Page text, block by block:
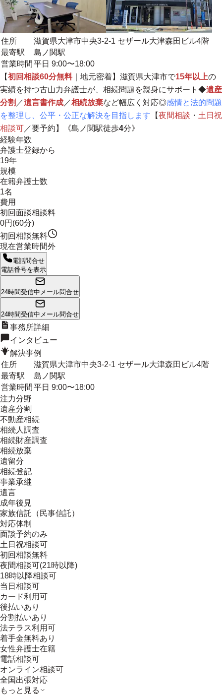
住所
滋賀県大津市中央3-2-1 セザール大津森田ビル4階
最寄駅
島ノ関駅
営業時間 平日 9:00〜18:00
【初回相談60分無料｜ 地元密着】滋賀県大津市で15年以上の
実績を持つ古山力弁護士が、相続問題を親身にサポート◆遺産
分割 ／遺言書作成 ／相続放棄など幅広く対応◎感情と法的問題
を整理し、公平・公正な解決を目指しま す 【夜間相談 ・ 土日祝
相談可 ／要予約】《島ノ関駅徒歩4分》
経験年数
弁護士登録から
19年
規模
在籍弁護士数
1名
費用
初回面談相談料
0円(60分)
初回相談無料
現在営業時間外
電話問合せ
電話番号を表示
24時間受信中 メール問合せ
24時間受信中 メール問合せ
事務所詳細
インタビュー
解決事例
住所
滋賀県大津市中央3-2-1 セザール大津森田ビル4階
最寄駅
島ノ関駅
営業時間 平日 9:00〜18:00
注力分野
遺産分割
不動産相続
相続人調査
相続財産調査
相続放棄
遺留分
相続登記
事業承継
遺言
成年後見
家族信託（民事信託）
対応体制
面談予約のみ
土日祝相談可
初回相談無料
夜間相談可(21時以降)
18時以降相談可
当日相談可
カード利用可
後払いあり
分割払いあり
法テラス利用可
着手金無料あり
女性弁護士在籍
電話相談可
オンライン相談可
全国出張対応
もっと見る